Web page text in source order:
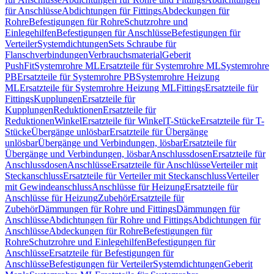
für AnschlüsseAbdichtungen für FittingsAbdeckungen für
RohreBefestigungen für RohreSchutzrohre und
EinlegehilfenBefestigungen für AnschlüsseBefestigungen für
VerteilerSystemdichtungenSets Schraube für
FlanschverbindungenVerbrauchsmaterialGeberit
PushFitSystemrohre MLErsatzteile für Systemrohre MLSystemrohre
PBErsatzteile für Systemrohre PBSystemrohre Heizung
MLErsatzteile für Systemrohre Heizung MLFittingsErsatzteile für
FittingsKupplungenErsatzteile für
KupplungenReduktionenErsatzteile für
ReduktionenWinkelErsatzteile für WinkelT-StückeErsatzteile für T-
StückeÜbergänge unlösbarErsatzteile für Übergänge
unlösbarÜbergänge und Verbindungen, lösbarErsatzteile für
Übergänge und Verbindungen, lösbarAnschlussdosenErsatzteile für
AnschlussdosenAnschlüsseErsatzteile für AnschlüsseVerteiler mit
SteckanschlussErsatzteile für Verteiler mit SteckanschlussVerteiler
mit GewindeanschlussAnschlüsse für HeizungErsatzteile für
Anschlüsse für HeizungZubehörErsatzteile für
ZubehörDämmungen für Rohre und FittingsDämmungen für
AnschlüsseAbdichtungen für Rohre und FittingsAbdichtungen für
AnschlüsseAbdeckungen für RohreBefestigungen für
RohreSchutzrohre und EinlegehilfenBefestigungen für
AnschlüsseErsatzteile für Befestigungen für
AnschlüsseBefestigungen für VerteilerSystemdichtungenGeberit